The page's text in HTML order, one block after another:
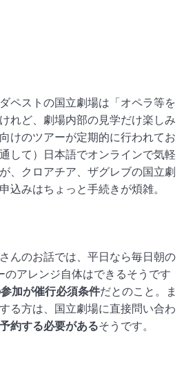
ペストの国立劇場は「オペラ等を
れど、劇場内部の見学だけ楽しみ
けのツアーが定期的に行われてお
して）日本語でオンラインで気軽
、クロアチア、ザグレブの国立劇
込みはちょっと手続きが煩雑。
んのお話では、平日なら毎日朝の
のアレンジ自体はできるそうです
加が催行必須条件だとのこと。ま
る方は、国立劇場に直接問い合わ
約する必要があるそうです。